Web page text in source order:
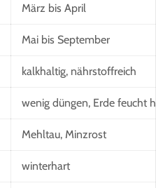
März bis April
Mai bis September
kalkhaltig, nährstoffreich
wenig düngen, Erde feucht
Mehltau, Minzrost
winterhart